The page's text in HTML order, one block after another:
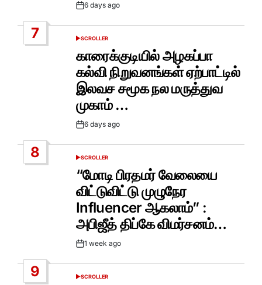
Post6 days ago
7
POSTED
SCROLLER
காரைக்குடியில் அழகப்பா
கல்வி நிறுவனங்கள் ஏற்பாட்டில்
இலவச சமூக நல மருத்துவ
முகாம் …
Post6 days ago
8
POSTED
IN
SCROLLER
“மோடி பிரதமர் வேலையை
விட்டுவிட்டு முழுநேர
Influencer ஆகலாம்” :
அபிஜீத் திப்கே விமர்சனம்…
Post1 week ago
9
POSTED
SCROLLER